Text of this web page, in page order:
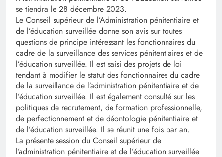
se tiendra le 28 décembre 2023.
Le Conseil supérieur de l’Administration pénitentiaire et
de l’éducation surveillée donne son avis sur toutes
questions de principe intéressant les fonctionnaires du
cadre de la surveillance des services pénitentiaires et de
l’éducation surveillée. Il est saisi des projets de loi
tendant à modifier le statut des fonctionnaires du cadre
de la surveillance de l’administration pénitentiaire et de
l’éducation surveillée. Il est également consulté sur les
politiques de recrutement, de formation professionnelle,
de perfectionnement et de déontologie pénitentiaire et
de l’éducation surveillée. Il se réunit une fois par an.
La présente session du Conseil supérieur de
l’administration pénitentiaire et de l’éducation surveillée